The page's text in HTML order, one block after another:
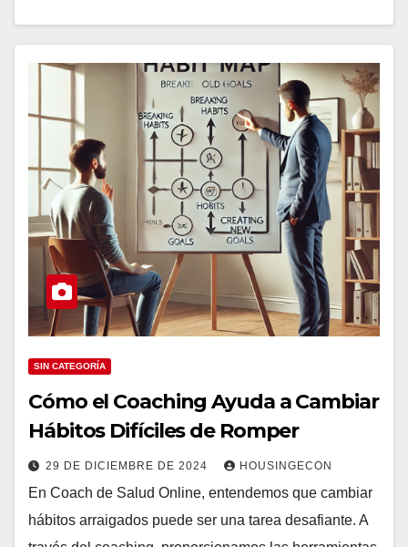
SIN CATEGORÍA
Cómo el Coaching Ayuda a Cambiar
Hábitos Difíciles de Romper
29 DE DICIEMBRE DE 2024 HOUSINGECON
En Coach de Salud Online, entendemos que cambiar
hábitos arraigados puede ser una tarea desafiante. A